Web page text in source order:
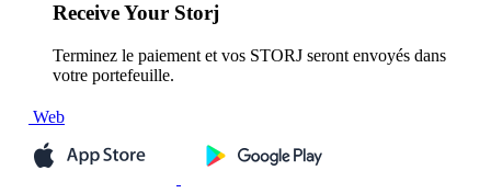
ReceiveYour Storj
Terminez le paiement et vos STORJ seront envoyés dans
votre portefeuille.
Web